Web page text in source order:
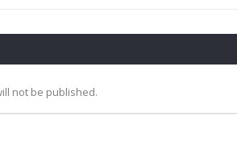
not be published.